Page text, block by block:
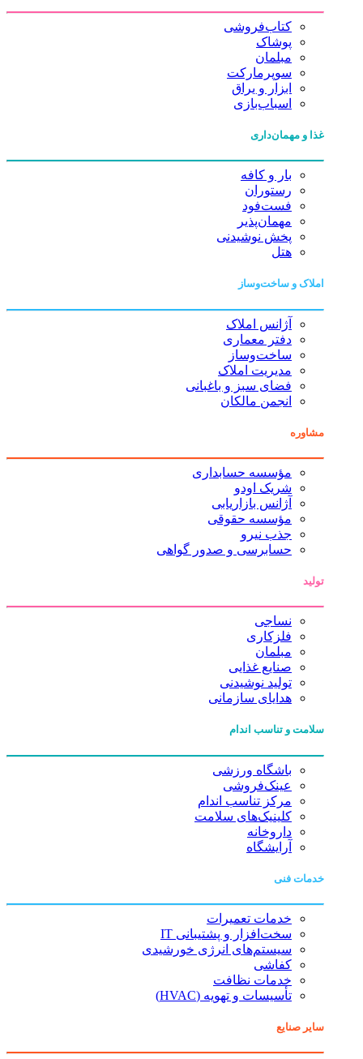
کتاب‌فروشی
پوشاک
مبلمان
سوپرمارکت
ابزار و یراق
اسباب‌بازی
غذا و مهمان‌داری
بار و کافه
رستوران
فست‌فود
مهمان‌پذیر
پخش نوشیدنی
هتل
املاک و ساخت‌وساز
آژانس املاک
دفتر معماری
ساخت‌وساز
مدیریت املاک
فضای سبز و باغبانی
انجمن مالکان
مشاوره
مؤسسه حسابداری
شریک اودو
آژانس بازاریابی
مؤسسه حقوقی
جذب نیرو
حسابرسی و صدور گواهی
تولید
نساجی
فلزکاری
مبلمان
صنایع غذایی
تولید نوشیدنی
هدایای سازمانی
سلامت و تناسب اندام
باشگاه ورزشی
عینک‌فروشی
مرکز تناسب اندام
کلینیک‌های سلامت
داروخانه
آرایشگاه
خدمات فنی
خدمات تعمیرات
سخت‌افزار و پشتیبانی IT
سیستم‌های انرژی خورشیدی
کفاشی
خدمات نظافت
تأسیسات و تهویه (HVAC)
سایر صنایع